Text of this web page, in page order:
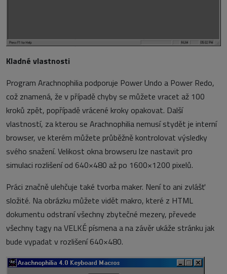
Kladné vlastnosti
Program Arachnophilia podporuje Power Undo a Power Redo,
což znamená, že v případě chyby se můžete vracet až 100
kroků zpět, popřípadě vrácené kroky opakovat. Další
vlastností, za kterou se Arachnophilia nemusí stydět je interní
browser, ve kterém můžete průběžně kontrolovat výsledky
svého snažení. Velikost okna browseru lze nastavit pro
simulaci rozlišení od 640×480 až po 1600×1200 pixelů.
Práci značně ulehčuje také tvorba maker. Není to ani zvlášť
složité. Na obrázku můžete vidět makro, které z HTML
dokumentu odstraní všechny zbytečné mezery, převede
všechny tagy na VELKÉ písmena a na závěr ukáže stránku jak
bude vypadat v rozlišení 640×480.